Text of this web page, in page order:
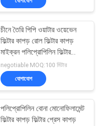
চীনে তৈরি পিপি ওয়াটার ওয়েভেন
ফিল্টার কাপড় রোল ফিল্টার কাপড়
মাইক্রন পলিপ্রোপিলিন ফিল্টার
কাপড়
negotiable MOQ:100 মিটার
যোগাযোগ
পলিপ্রোপিলিন বোনা মোনোফিলামেন্ট
ফিল্টার কাপড় ফিল্টার প্রেস কাপড়